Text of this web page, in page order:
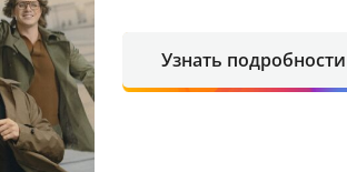
Узнать подробности